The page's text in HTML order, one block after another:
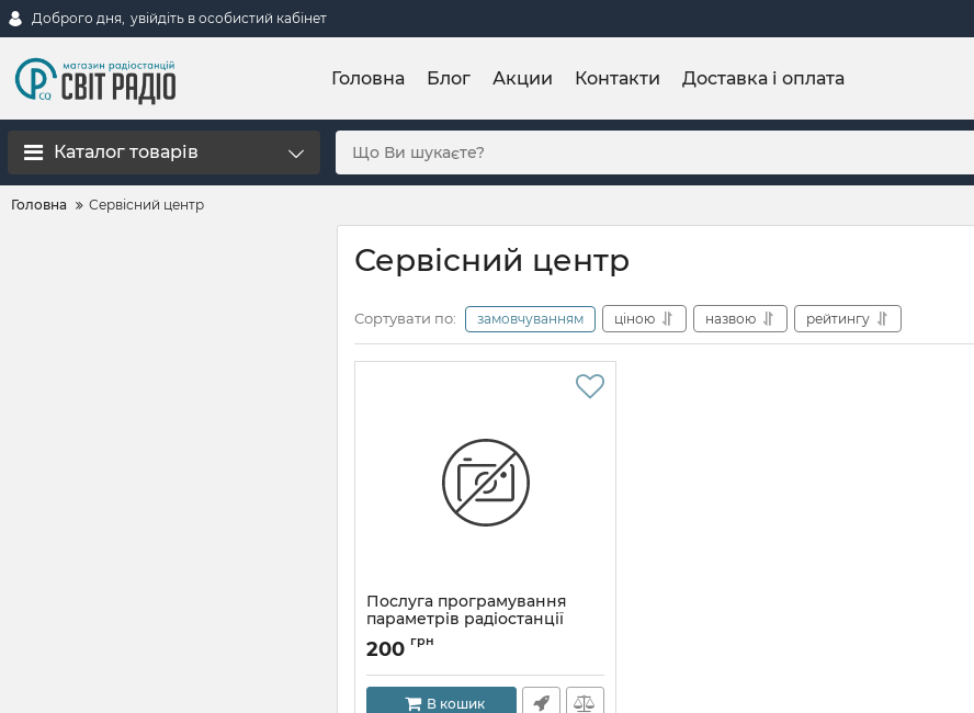
Доброго дня, увійдіть в особистий кабінет
Головна Блог Акции Контакти Доставка і оплата
Каталог товарів
Головна Сервісний центр
Сервісний центр
Сортувати по: замовчуванням ціною назвою рейтингу
Послуга програмування
параметрів радіостанції
200 грн
В кошик